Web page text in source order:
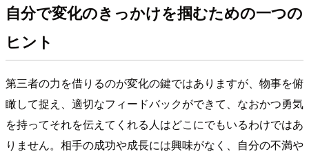
自分で変化のきっかけを掴むための一つの
ヒント
第三者の力を借りるのが変化の鍵ではありますが、物事を俯
瞰して捉え、適切なフィードバックができて、なおかつ勇気
を持ってそれを伝えてくれる人はどこにでもいるわけではあ
りません。相手の成功や成長には興味がなく、自分の不満や